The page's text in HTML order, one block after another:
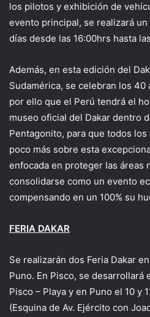
los pilotos y exhibición de
evento principal, se realizará
días desde las 16:00hrs hasta
Además, en esta edición del
Sudamérica, se celebran los
por ello que el Perú tendrá el
museo oficial del Dakar dentro
Pentagonito, para que todos
poco más sobre esta
enfocada en proteger las áreas
consolidarse como un evento
compensando en un 100% su
FERIA DAKAR
Se realizarán dos Feria Dakar
Puno. En Pisco, se desarrollará
Pisco – Playa y en Puno el 10 y
(Esquina de Av. Ejército con